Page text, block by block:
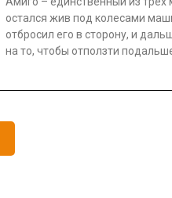
остался жив под колесами
отбросил его в сторону, и
на то, чтобы отползти